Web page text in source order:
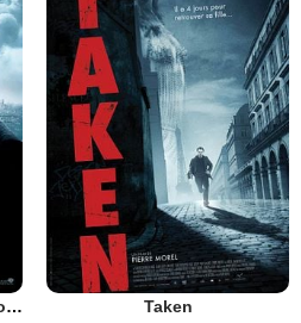
Sherlock Holmes 2 : Jeu d'ombres Taken